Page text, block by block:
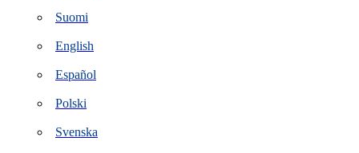
Suomi
English
Español
Polski
Svenska